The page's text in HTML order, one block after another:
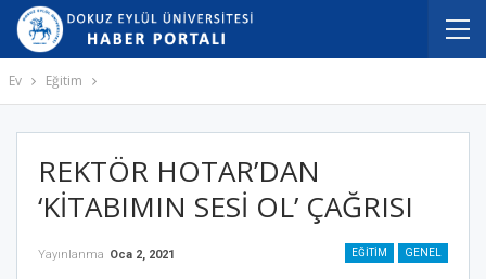
Ev Eğitim
REKTÖR HOTAR’DAN
‘KİTABIMIN SESİ OL’ ÇAĞRISI
EĞITIM GENEL
Yayınlanma Oca 2, 2021